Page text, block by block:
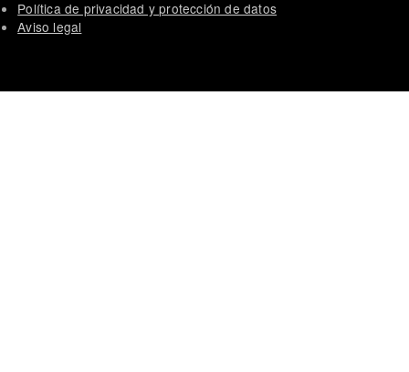
Política de privacidad y protección de datos
Aviso legal